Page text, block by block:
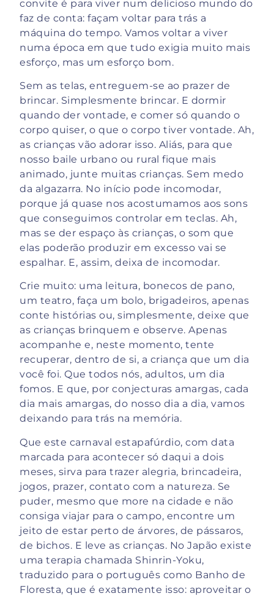
convite é para viver num delicioso mundo do
faz de conta: façam voltar para trás a
máquina do tempo. Vamos voltar a viver
numa época em que tudo exigia muito mais
esforço, mas um esforço bom.
Sem as telas, entreguem-se ao prazer de
brincar. Simplesmente brincar. E dormir
quando der vontade, e comer só quando o
corpo quiser, o que o corpo tiver vontade. Ah,
as crianças vão adorar isso. Aliás, para que
nosso baile urbano ou rural fique mais
animado, junte muitas crianças. Sem medo
da algazarra. No início pode incomodar,
porque já quase nos acostumamos aos sons
que conseguimos controlar em teclas. Ah,
mas se der espaço às crianças, o som que
elas poderão produzir em excesso vai se
espalhar. E, assim, deixa de incomodar.
Crie muito: uma leitura, bonecos de pano,
um teatro, faça um bolo, brigadeiros, apenas
conte histórias ou, simplesmente, deixe que
as crianças brinquem e observe. Apenas
acompanhe e, neste momento, tente
recuperar, dentro de si, a criança que um dia
você foi. Que todos nós, adultos, um dia
fomos. E que, por conjecturas amargas, cada
dia mais amargas, do nosso dia a dia, vamos
deixando para trás na memória.
Que este carnaval estapafúrdio, com data
marcada para acontecer só daqui a dois
meses, sirva para trazer alegria, brincadeira,
jogos, prazer, contato com a natureza. Se
puder, mesmo que more na cidade e não
consiga viajar para o campo, encontre um
jeito de estar perto de árvores, de pássaros,
de bichos. E leve as crianças. No Japão existe
uma terapia chamada Shinrin-Yoku,
traduzido para o português como Banho de
Floresta, que é exatamente isso: aproveitar o